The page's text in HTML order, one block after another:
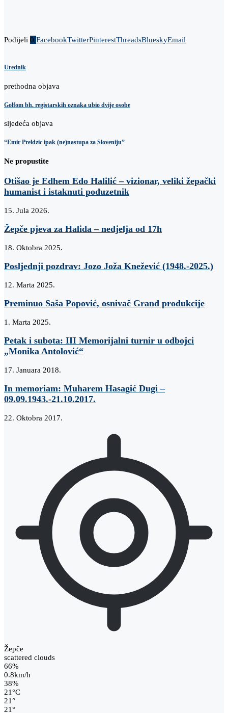
Podijeli 0 FacebookTwitterPinterestThreadsBlueskyEmail
Urednik
prethodna objava
Golfom bh. registarskih oznaka ubio dvije osobe
sljedeća objava
“Emir Preldzic ipak (ne)nastupa za Sloveniju”
Ne propustite
Otišao je Edhem Edo Halilić – vizionar, veliki žepački
humanist i istaknuti poduzetnik
15. Jula 2026.
Žepče pjeva za Halida – nedjelja od 17h
18. Oktobra 2025.
Posljednji pozdrav: Jozo Joža Knežević (1948.-2025.)
12. Marta 2025.
Preminuo Saša Popović, osnivač Grand produkcije
1. Marta 2025.
Petak i subota: III Memorijalni turnir u odbojci
„Monika Antolović“
17. Januara 2018.
In memoriam: Muharem Hasagić Dugi –
09.09.1943.-21.10.2017.
22. Oktobra 2017.
Žepče
scattered clouds
66%
0.8km/h
38%
21°C
21°
21°